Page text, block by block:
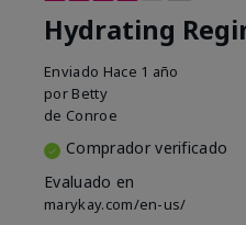
Hydrating
Enviado Hace 1 año
por Betty
de Conroe
Comprador verificado
Evaluado en
marykay.com/en-us/